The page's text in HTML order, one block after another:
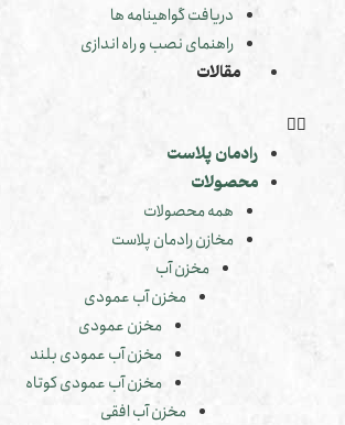
دریافت گواهینامه ها
راهنمای نصب و راه اندازی
مقالات
رادمان پلاست
محصولات
همه محصولات
مخازن رادمان پلاست
مخزن آب
مخزن آب عمودی
مخزن عمودی
مخزن آب عمودی بلند
مخزن آب عمودی کوتاه
مخزن آب افقی